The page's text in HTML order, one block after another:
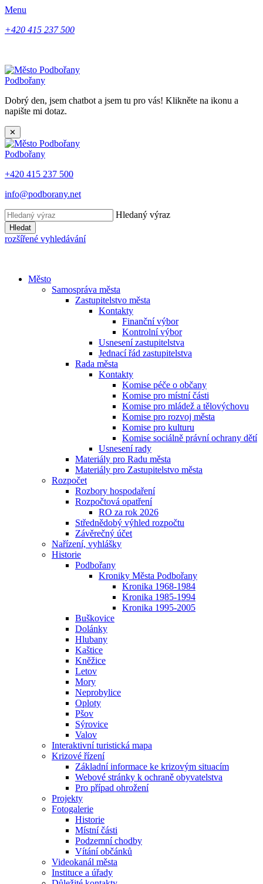
Menu
+420 415 237 500
Podbořany
Dobrý den, jsem chatbot a jsem tu pro vás! Klikněte na ikonu a
napište mi dotaz.
✕
Podbořany
+420 415 237 500
info@podborany.net
Hledaný výraz
Hledat
rozšířené vyhledávání
Město
Samospráva města
Zastupitelstvo města
Kontakty
Finanční výbor
Kontrolní výbor
Usnesení zastupitelstva
Jednací řád zastupitelstva
Rada města
Kontakty
Komise péče o občany
Komise pro místní části
Komise pro mládež a tělovýchovu
Komise pro rozvoj města
Komise pro kulturu
Komise sociálně právní ochrany dětí
Usnesení rady
Materiály pro Radu města
Materiály pro Zastupitelstvo města
Rozpočet
Rozbory hospodaření
Rozpočtová opatření
RO za rok 2026
Střednědobý výhled rozpočtu
Závěrečný účet
Nařízení, vyhlášky
Historie
Podbořany
Kroniky Města Podbořany
Kronika 1968-1984
Kronika 1985-1994
Kronika 1995-2005
Buškovice
Dolánky
Hlubany
Kaštice
Kněžice
Letov
Mory
Neprobylice
Oploty
Pšov
Sýrovice
Valov
Interaktivní turistická mapa
Krizové řízení
Základní informace ke krizovým situacím
Webové stránky k ochraně obyvatelstva
Pro případ ohrožení
Projekty
Fotogalerie
Historie
Místní části
Podzemní chodby
Vítání občánků
Videokanál města
Instituce a úřady